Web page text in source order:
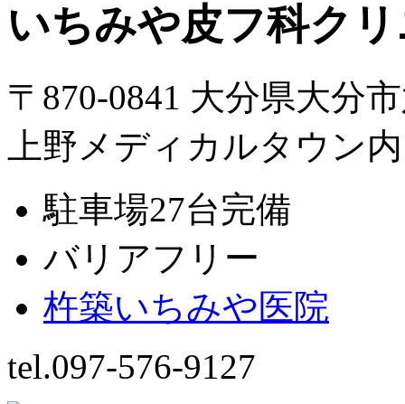
いちみや皮フ科ク
〒870-0841 大分県大分
上野メディカルタウン内
駐車場27台完備
バリアフリー
杵築いちみや医院
tel.097-576-9127